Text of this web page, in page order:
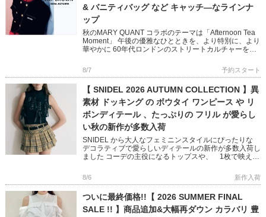
& バニティバッグ など キャッチ―なラインナ
ップ
秋のMARY QUANT コラボのテーマは「Afternoon Tea
Moment」 午後の優雅なひとときを、より特別に、より
華やかに 60年代ロンドンのストリートカルチャーを象
8/7 予約スタート
【 SNIDEL 2026 AUTUMN COLLECTION 】異
素材 ドッキング の ボウタイ ワンピース や リ
ボンディテール 、たっぷりの フリル が愛らし
い秋の新作が多数入荷
SNIDEL から大人なフェミニンスタイルにぴったりな
デコラティブで愛らしいディテールの新作が多数入荷し
ました コーデの主役になるトップスや、 1枚で映える
8/6 新作入荷
ついに最終価格!!【 2026 SUMMER FINAL
SALE !! 】商品追加&大幅再ダウン カラバリ 豊